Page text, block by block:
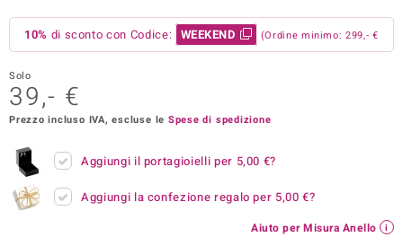
del Boss
10% di sconto con Codice: WEEKEND (Ordine minimo: 299,- €
Solo
39,- €
Prezzo incluso IVA, escluse le Spese di spedizione
Aggiungi il portagioielli per 5,00 €?
Aggiungi la confezione regalo per 5,00 €?
Aiuto per Misura Anello